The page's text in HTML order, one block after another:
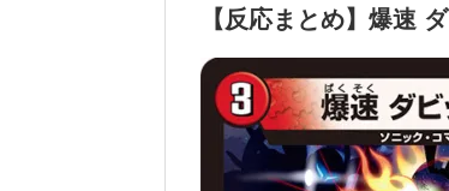
【反応まとめ】爆速